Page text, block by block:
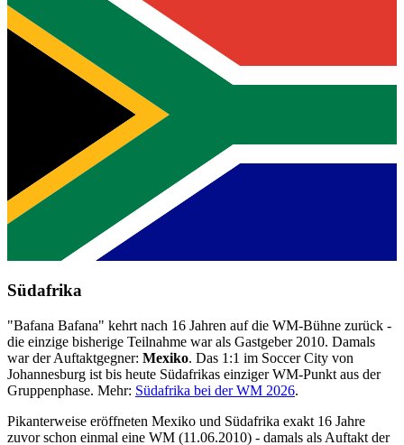
Südafrika
"Bafana Bafana" kehrt nach 16 Jahren auf die WM-Bühne zurück -
die einzige bisherige Teilnahme war als Gastgeber 2010. Damals
war der Auftaktgegner: Mexiko. Das 1:1 im Soccer City von
Johannesburg ist bis heute Südafrikas einziger WM-Punkt aus der
Gruppenphase. Mehr: Südafrika bei der WM 2026.
Pikanterweise eröffneten Mexiko und Südafrika exakt 16 Jahre
zuvor schon einmal eine WM (11.06.2010) - damals als Auftakt der